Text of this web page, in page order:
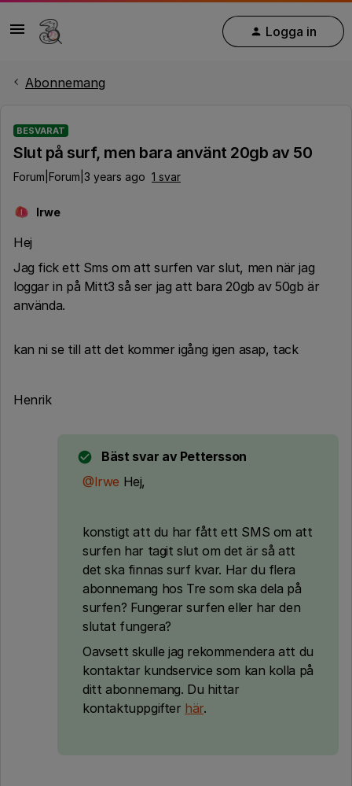
Logga in
Abonnemang
BESVARAT
Slut på surf, men bara använt 20gb av 50
Forum|Forum|3 years ago 1 svar
Irwe
Hej
Jag fick ett Sms om att surfen var slut, men när jag
loggar in på Mitt3 så ser jag att bara 20gb av 50gb är
använda.
kan ni se till att det kommer igång igen asap, tack
Henrik
Bäst svar av Pettersson
@Irwe Hej,
konstigt att du har fått ett SMS om att
surfen har tagit slut om det är så att
det ska finnas surf kvar. Har du flera
abonnemang hos Tre som ska dela på
surfen? Fungerar surfen eller har den
slutat fungera?
Oavsett skulle jag rekommendera att du
kontaktar kundservice som kan kolla på
ditt abonnemang. Du hittar
kontaktuppgifter här.